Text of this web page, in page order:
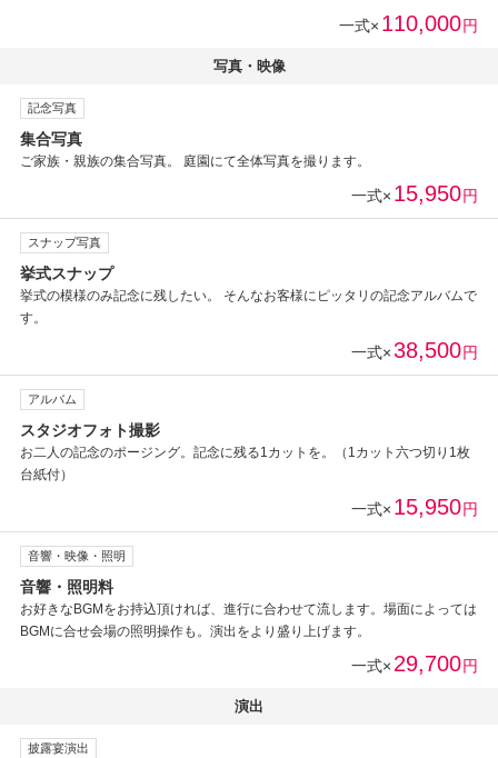
一式× 110,000円
写真・映像
記念写真
集合写真
ご家族・親族の集合写真。 庭園にて全体写真を撮ります。
一式× 15,950円
スナップ写真
挙式スナップ
挙式の模様のみ記念に残したい。 そんなお客様にピッタリの記念アルバムで
す。
一式×38,500円
アルバム
スタジオフォト撮影
お二人の記念のポージング。記念に残る1カットを。（1カット六つ切り1枚
台紙付）
一式× 15,950円
音響・映像・照明
音響・照明料
お好きなBGMをお持込頂ければ、進行に合わせて流します。場面によっては
BGMに合せ会場の照明操作も。演出をより盛り上げます。
一式× 29,700円
演出
披露宴演出